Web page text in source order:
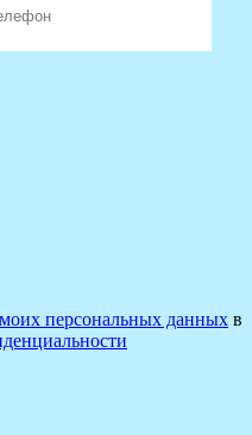
моих персональных данных в